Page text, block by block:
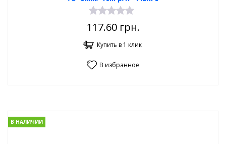
117.60грн.
Купить в 1 клик
В избранное
В НАЛИЧИИ